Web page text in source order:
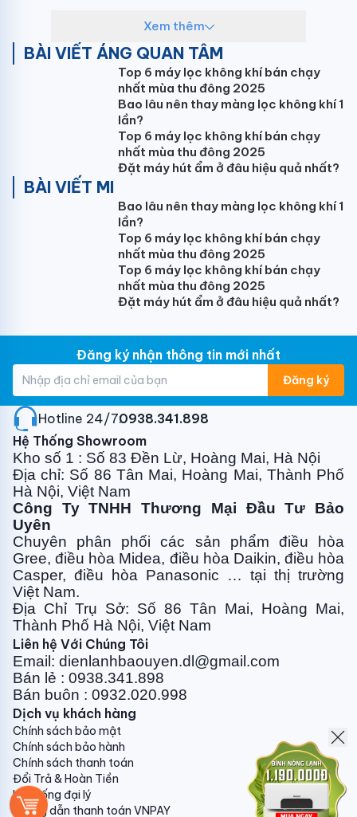
Sản phẩm sử dụng môi chất Gas R410 A an toàn với
sức khỏe.
Bất kỳ sản phẩm điều hòa nào đều phải sử dụng môi
chất khí ga. Đây cũng là điều mà khách hàng những
người tiêu dùng quan tâm. Chính vì vậy các nhà
nghiên cứu với nhiều thí nghiệm đã đưa vào môi chất
khí gas R410 A . Khí này có tác dụng làm lạnh nhanh,
tuyệt đối an toàn với sức khỏe người tiêu dùng thân
thiện với môi trường. Cho quý khách an tâm sử dụng.
Làm lạnh và sưởi nhanh
Điều hòa 9000 BTUDairry DR09-KH này được trang
sưởi nóng cức nhanh. Bạn chỉ cần bật điều hòa và
cảm nhận tức thời những cảm giác khoan khoái dễ
chịu ngay lập tức.Luồng không khí sẽ lan tỏa đến
khắp mọi ngóc ngách căn phòng của bạn. Bạn hãy là 1
trong số những người đầu tiên sở hữu và trải nghiệm
sản phẩm tuyệt vời này.
Khả năng hoạt động trong thời tiết 60 độ C
Nhiều người lo lắng rằng nhiệt độ ngoài trời sẽ làm
ảnh hưởng đến khả năng làm lạnh của máy. Chiếc
điều hòa thế hệ mới này được hãng chú ý quan tâm
với các kỹ sư hàng đầu trong lĩnh vực sản xuất điều
hòa với vật liệu sản xuất tiên tiến . Chiếc điều hòa
Điều hòa Dairry DR09-KH này có khả năng hoạt động
cực cao. Ngay cả khi nhiệt độ môi trường đạt đến
mức 60 độ C. Một con số khiến chúng ta kinh ngạc.
Vận hành êm ái cho giâc ngủ sâu
Tiếng động cơ máy móc thiết bị thường là nguyên
nhân khiến chúng ta cảm giác khó chịu. Đặc biệt là
ban đêm khi không khí yên tĩnh để bạn chìm đắm vào
giấc ngủ sâu sau những giờ làm việc thì tiếng động cơ
lại làm bạn mất ngủ. Với cơ chế vận hành siêu tĩnh
Xem thêm
BÀI VIẾT ÁNG QUAN TÂM
Top 6 máy lọc không khí bán chạy
nhất mùa thu đông 2025
Bao lâu nên thay màng lọc không khí 1
lần?
Top 6 máy lọc không khí bán chạy
nhất mùa thu đông 2025
Đặt máy hút ẩm ở đâu hiệu quả nhất?
BÀI VIẾT MI
Bao lâu nên thay màng lọc không khí 1
lần?
Top 6 máy lọc không khí bán chạy
nhất mùa thu đông 2025
Top 6 máy lọc không khí bán chạy
nhất mùa thu đông 2025
Đặt máy hút ẩm ở đâu hiệu quả nhất?
Đăng ký nhận thông tin mới nhất
Đăng ký
Hotline 24/7:0938.341.898
Hệ Thống Showroom
Kho số 1 : Số 83 Đền Lừ, Hoàng Mai, Hà Nội
Địa chỉ: Số 86 Tân Mai, Hoàng Mai, Thành Phố
Hà Nội, Việt Nam
Công Ty TNHH Thương Mại Đầu Tư Bảo
Uyên
Chuyên phân phối các sản phẩm điều hòa
Gree, điều hòa Midea, điều hòa Daikin, điều hòa
Casper, điều hòa Panasonic … tại thị trường
Việt Nam.
Địa Chỉ Trụ Sở: Số 86 Tân Mai, Hoàng Mai,
Thành Phố Hà Nội, Việt Nam
Liên hệ Với Chúng Tôi
Email: dienlanhbaouyen.dl@gmail.com
Bán lẻ : 0938.341.898
Bán buôn : 0932.020.998
Dịch vụ khách hàng
Chính sách bảo mật
Chính sách bảo hành
Chính sách thanh toán
Đổi Trả & Hoàn Tiền
Hệ thống đại lý
Hướng dẫn thanh toán VNPAY